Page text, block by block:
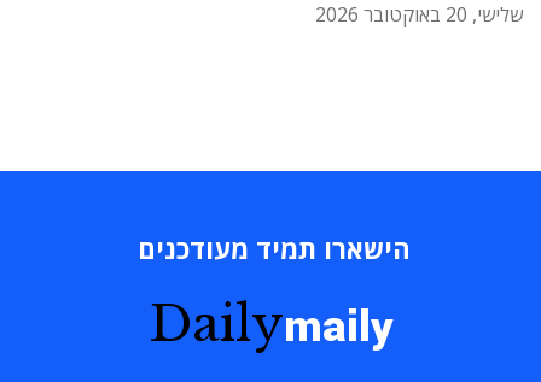
שלישי, 20 באוקטובר 2026
הישארו תמיד מעודכנים
Dailymaily